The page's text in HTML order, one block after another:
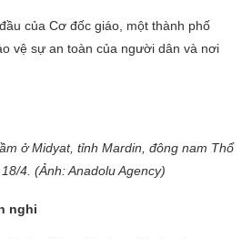
của Cơ đốc giáo, một thành phố
vệ sự an toàn của người dân và nơi
ở Midyat, tỉnh Mardin, đông nam Thổ
4. (Ảnh: Anadolu Agency)
nghi